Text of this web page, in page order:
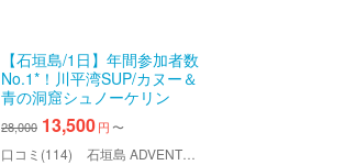
【石垣島/1日】年間参加者数
No.1*！川平湾SUP/カヌー＆
青の洞窟シュノーケリン
グ！ウミガメを探そう！石
垣島の定番セット！送迎＆
写真データ無料！
28,000 13,500円 〜
口コミ(114) 石垣島 ADVENTURE PiPi（イシガキジマアドベンチャーピピ）